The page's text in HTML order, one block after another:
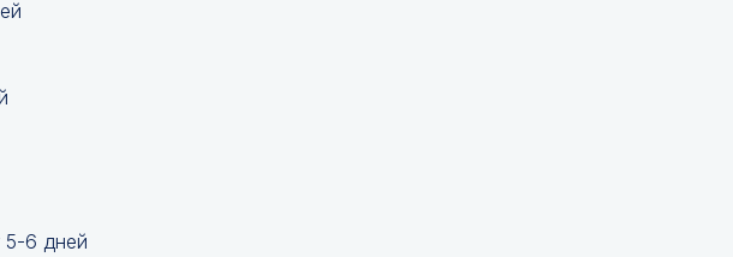
5-6 дней